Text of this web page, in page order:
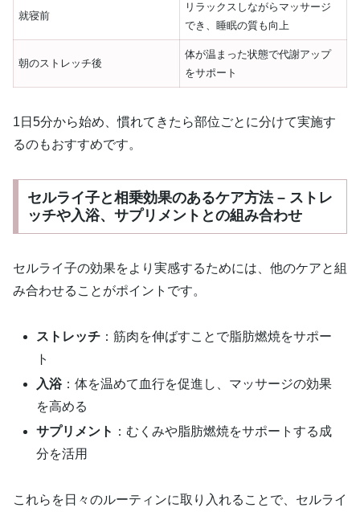
就寝前
リラックスしながらマッサージ
でき、睡眠の質も向上
朝のストレッチ後
体が温まった状態で代謝アップ
をサポート
1日5分から始め、慣れてきたら部位ごとに分けて実施す
るのもおすすめです。
セルライ子と相乗効果のあるケア方法 – ストレ
ッチや入浴、サプリメントとの組み合わせ
セルライ子の効果をより実感するためには、他のケアと組
み合わせることがポイントです。
ストレッチ ：筋肉を伸ばすことで脂肪燃焼をサポー
ト
入浴 ：体を温めて血行を促進し、マッサージの効果
を高める
サプリメント ：むくみや脂肪燃焼をサポートする成
分を活用
これらを日々のルーティンに取り入れることで、セルライ